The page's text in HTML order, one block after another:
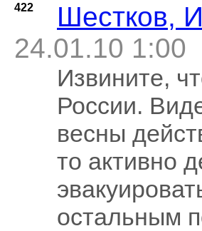
422
Шестков,
24.01.10 1:00
Извините,
России.
весны
то активно
остальным